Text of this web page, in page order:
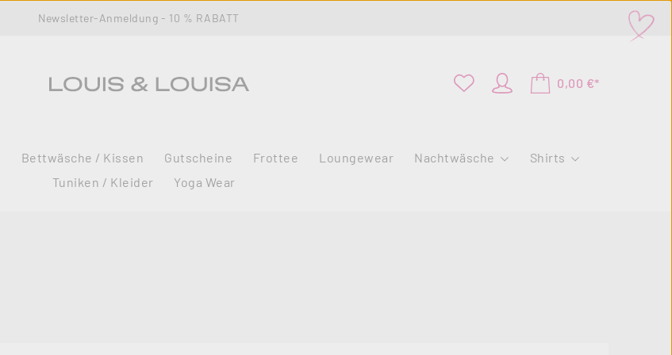
Newsletter-Anmeldung - 10 % RABATT
0,00 €*
Bettwäsche / Kissen Gutscheine Frottee Loungewear Nachtwäsche
Shirts
Tuniken / Kleider
Yoga Wear